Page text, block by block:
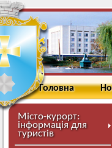
Головна
Місто-курорт:
інформація для
туристів